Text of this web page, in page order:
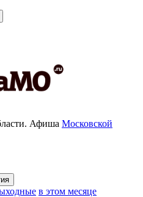
Афиша Московской
в этом месяце